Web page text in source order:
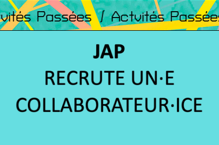
Passées / Actvités Passées